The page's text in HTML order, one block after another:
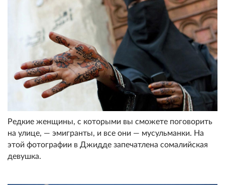
Редкие женщины, с которыми вы сможете поговорить
на улице, — эмигранты, и все они — мусульманки. На
этой фотографии в Джидде запечатлена сомалийская
девушка.